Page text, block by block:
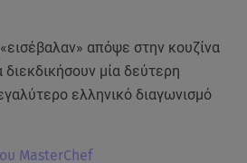
απόψε στην κουζίνα
διεκδικήσουν μία δεύτερη
ελληνικό διαγωνισμό
MasterChef